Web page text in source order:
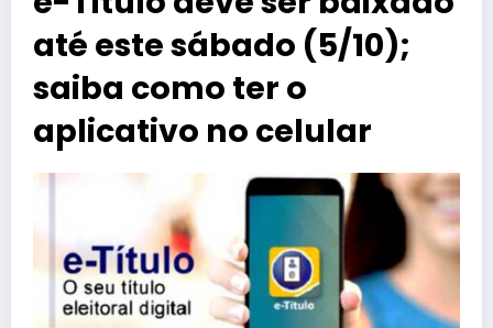
até este sábado (5/10);
saiba como ter o
aplicativo no celular